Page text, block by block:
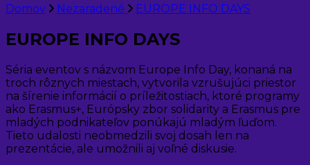
Domov Nezaradené EUROPE INFO DAYS
EUROPE INFO DAYS
Séria eventov s názvom Europe Info Day, konaná na
troch rôznych miestach, vytvorila vzrušujúci priestor
na šírenie informácií o príležitostiach, ktoré programy
ako Erasmus+, Európsky zbor solidarity a Erasmus pre
mladých podnikateľov ponúkajú mladým ľuďom.
Tieto udalosti neobmedzili svoj dosah len na
prezentácie, ale umožnili aj voľné diskusie.